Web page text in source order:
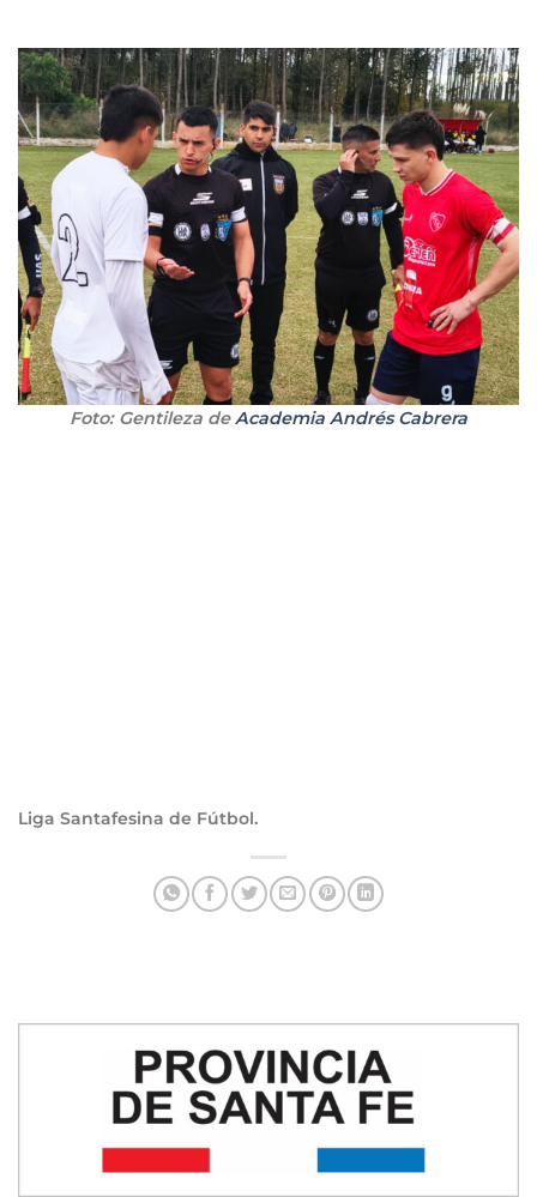
Foto: Gentileza deAcademia Andrés Cabrera
Liga Santafesina de Fútbol.